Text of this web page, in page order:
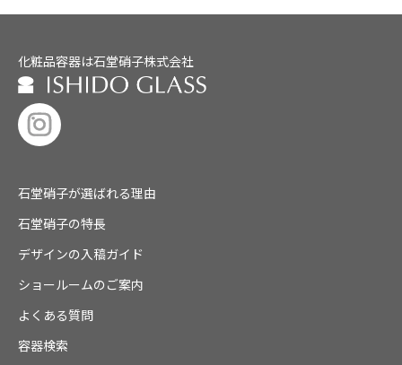
化粧品容器は石堂硝子株式会社
石堂硝子が選ばれる理由
石堂硝子の特長
デザインの入稿ガイド
ショールームのご案内
よくある質問
容器検索